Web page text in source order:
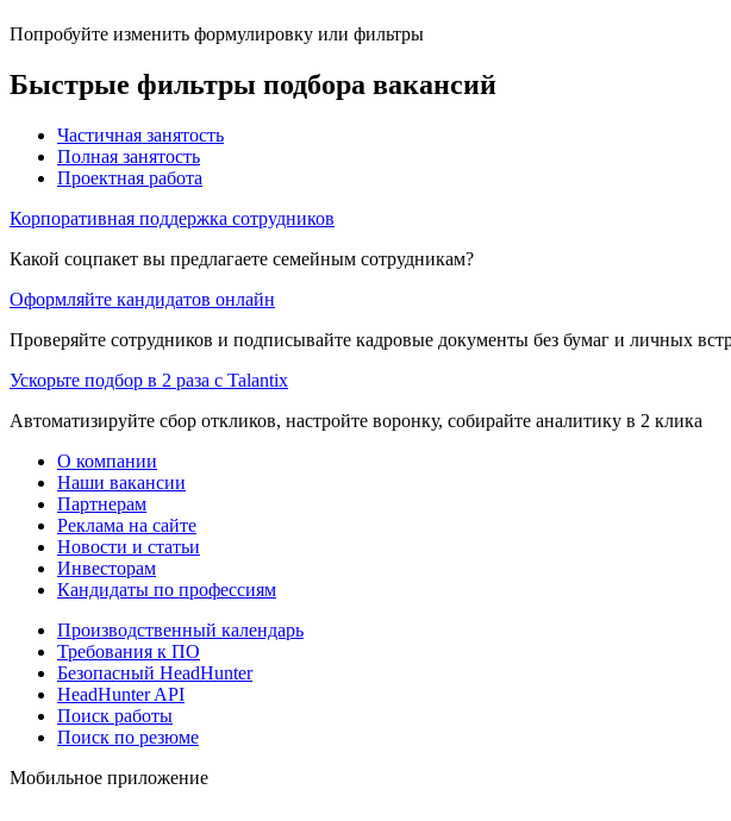
Попробуйте изменить формулировку или фильтры
Быстрые фильтры подбора вакансий
Частичная занятость
Полная занятость
Проектная работа
Корпоративная поддержка сотрудников
Какой соцпакет вы предлагаете семейным сотрудникам?
Оформляйте кандидатов онлайн
Проверяйте сотрудников и подписывайте кадровые документы без бумаг и личных
Ускорьте подбор в 2 раза с Talantix
Автоматизируйте сбор откликов, настройте воронку, собирайте аналитику в 2 клика
О компании
Наши вакансии
Партнерам
Реклама на сайте
Новости и статьи
Инвесторам
Кандидаты по профессиям
Производственный календарь
Требования к ПО
Безопасный HeadHunter
HeadHunter API
Поиск работы
Поиск по резюме
Мобильное приложение